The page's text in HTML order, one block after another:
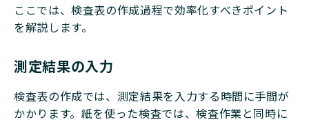
ここでは、検査表の作成過程で効率化すべきポイント
を解説します。
測定結果の入力
検査表の作成では、測定結果を入力する時間に手間が
かかります。紙を使った検査では、検査作業と同時に